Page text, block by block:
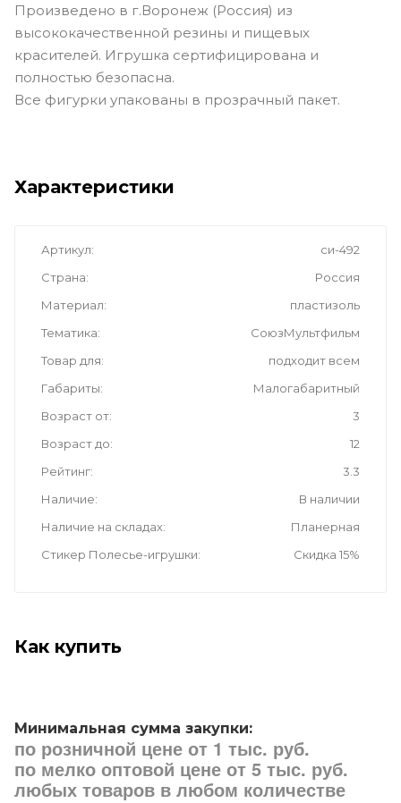
Произведено в г.Воронеж (Россия) из
высококачественной резины и пищевых
красителей. Игрушка сертифицирована и
полностью безопасна.
Все фигурки упакованы в прозрачный пакет.
Характеристики
Артикул
си-492
Страна
Россия
Материал
пластизоль
Тематика
СоюзМультфильм
Товар для
подходит всем
Габариты
Малогабаритный
Возраст от
3
Возраст до
12
Рейтинг
3.3
Наличие
В наличии
Наличие на складах
Планерная
Стикер Полесье-игрушки
Скидка 15%
Как купить
Минимальная сумма закупки:
по розничной цене от 1 тыс. руб.
по мелко оптовой цене от 5 тыс. руб.
любых товаров в любом количестве